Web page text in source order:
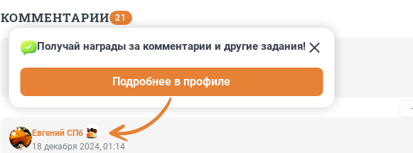
КОММЕНТАРИИ 21
Гость
Евгений СПб
Получай награды за комментарии и другие задания!
Подробнее в профиле
18 декабря 2024, 01:14